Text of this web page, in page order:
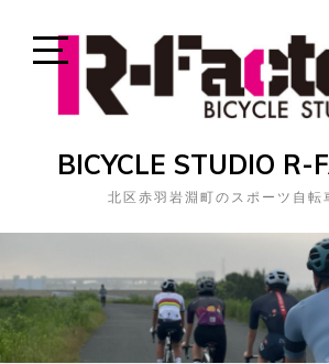
Open
Sidebar
BICYCLE STUDIO R-
北区赤羽岩淵町のスポーツ自転